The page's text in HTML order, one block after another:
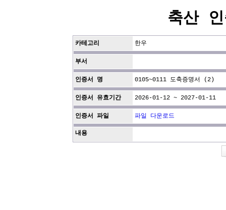
축산
카테고리 한우
부서
인증서 명 0105~0111 도축증명서 (2)
인증서 유효기간 2026-01-12 ~ 2027-01-11
인증서 파일 파일 다운로드
내용